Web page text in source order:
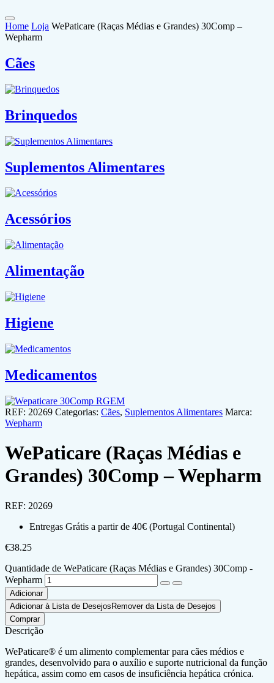
Home Loja WePaticare (Raças Médias e Grandes) 30Comp –
Wepharm
Cães
Brinquedos
Suplementos Alimentares
Acessórios
Alimentação
Higiene
Medicamentos
REF: 20269 Categorias: Cães, Suplementos Alimentares Marca:
Wepharm
WePaticare (Raças Médias e
Grandes) 30Comp – Wepharm
REF: 20269
Entregas Grátis a partir de 40€ (Portugal Continental)
€38.25
Quantidade de WePaticare (Raças Médias e Grandes) 30Comp -
Wepharm
Adicionar
Adicionar à Lista de DesejosRemover da Lista de Desejos
Comprar
Descrição
WePaticare® é um alimento complementar para cães médios e
grandes, desenvolvido para o auxílio e suporte nutricional da função
hepática, assim como em casos de insufi­ciência hepática crónica.